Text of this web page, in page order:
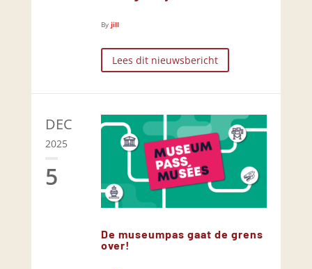
By jill
Lees dit nieuwsbericht
DEC
2025
5
De museumpas gaat de grens
over!